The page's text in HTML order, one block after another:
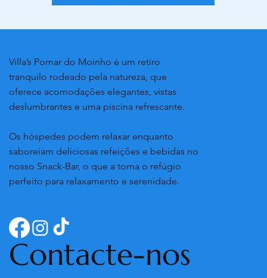
Villa’s Pomar do Moinho é um retiro
tranquilo rodeado pela natureza, que
oferece acomodações elegantes, vistas
deslumbrantes e uma piscina refrescante.
Os hóspedes podem relaxar enquanto
saboreiam deliciosas refeições e bebidas no
nosso Snack-Bar, o que a torna o refúgio
perfeito para relaxamento e serenidade.
Contacte-nos